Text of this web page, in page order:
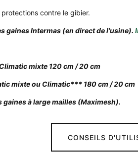
contre le gibier.
gaines Intermas (en direct de l'usine).
mixte 120 cm / 20 cm
mixte ou Climatic*** 180 cm / 20 cm
gaines à large mailles (Maximesh).
CONSEILS